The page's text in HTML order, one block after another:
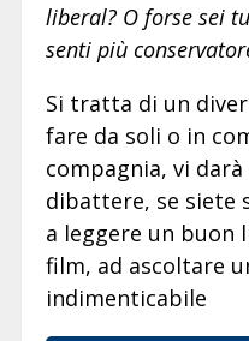
liberal? O forse sei
senti più
Si tratta di un
fare da soli o in
compagnia, vi
dibattere, se siete
a leggere un buon
film, ad ascoltare
indimenticabile